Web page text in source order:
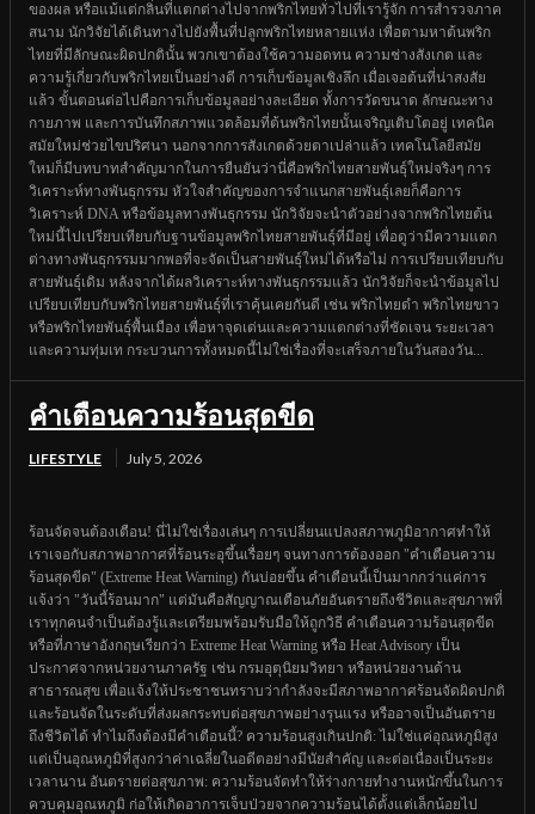
ของผล หรือแม้แต่กลิ่นที่แตกต่างไปจากพริกไทยทั่วไปที่เรารู้จัก การสำรวจภาค
สนาม นักวิจัยได้เดินทางไปยังพื้นที่ปลูกพริกไทยหลายแห่ง เพื่อตามหาต้นพริก
ไทยที่มีลักษณะผิดปกตินั้น พวกเขาต้องใช้ความอดทน ความช่างสังเกต และ
ความรู้เกี่ยวกับพริกไทยเป็นอย่างดี การเก็บข้อมูลเชิงลึก เมื่อเจอต้นที่น่าสงสัย
แล้ว ขั้นตอนต่อไปคือการเก็บข้อมูลอย่างละเอียด ทั้งการวัดขนาด ลักษณะทาง
กายภาพ และการบันทึกสภาพแวดล้อมที่ต้นพริกไทยนั้นเจริญเติบโตอยู่ เทคนิค
สมัยใหม่ช่วยไขปริศนา นอกจากการสังเกตด้วยตาเปล่าแล้ว เทคโนโลยีสมัย
ใหม่ก็มีบทบาทสำคัญมากในการยืนยันว่านี่คือพริกไทยสายพันธุ์ใหม่จริงๆ การ
วิเคราะห์ทางพันธุกรรม หัวใจสำคัญของการจำแนกสายพันธุ์เลยก็คือการ
วิเคราะห์ DNA หรือข้อมูลทางพันธุกรรม นักวิจัยจะนำตัวอย่างจากพริกไทยต้น
ใหม่นี้ไปเปรียบเทียบกับฐานข้อมูลพริกไทยสายพันธุ์ที่มีอยู่ เพื่อดูว่ามีความแตก
ต่างทางพันธุกรรมมากพอที่จะจัดเป็นสายพันธุ์ใหม่ได้หรือไม่ การเปรียบเทียบกับ
สายพันธุ์เดิม หลังจากได้ผลวิเคราะห์ทางพันธุกรรมแล้ว นักวิจัยก็จะนำข้อมูลไป
เปรียบเทียบกับพริกไทยสายพันธุ์ที่เราคุ้นเคยกันดี เช่น พริกไทยดำ พริกไทยขาว
หรือพริกไทยพันธุ์พื้นเมือง เพื่อหาจุดเด่นและความแตกต่างที่ชัดเจน ระยะเวลา
และความทุ่มเท กระบวนการทั้งหมดนี้ไม่ใช่เรื่องที่จะเสร็จภายในวันสองวัน...
คำเตือนความร้อนสุดขีด
LIFESTYLE July 5, 2026
ร้อนจัดจนต้องเตือน! นี่ไม่ใช่เรื่องเล่นๆ การเปลี่ยนแปลงสภาพภูมิอากาศทำให้
เราเจอกับสภาพอากาศที่ร้อนระอุขึ้นเรื่อยๆ จนทางการต้องออก "คำเตือนความ
ร้อนสุดขีด" (Extreme Heat Warning) กันบ่อยขึ้น คำเตือนนี้เป็นมากกว่าแค่การ
แจ้งว่า "วันนี้ร้อนมาก" แต่มันคือสัญญาณเตือนภัยอันตรายถึงชีวิตและสุขภาพที่
เราทุกคนจำเป็นต้องรู้และเตรียมพร้อมรับมือให้ถูกวิธี คำเตือนความร้อนสุดขีด
หรือที่ภาษาอังกฤษเรียกว่า Extreme Heat Warning หรือ Heat Advisory เป็น
ประกาศจากหน่วยงานภาครัฐ เช่น กรมอุตุนิยมวิทยา หรือหน่วยงานด้าน
สาธารณสุข เพื่อแจ้งให้ประชาชนทราบว่ากำลังจะมีสภาพอากาศร้อนจัดผิดปกติ
และร้อนจัดในระดับที่ส่งผลกระทบต่อสุขภาพอย่างรุนแรง หรืออาจเป็นอันตราย
ถึงชีวิตได้ ทำไมถึงต้องมีคำเตือนนี้? ความร้อนสูงเกินปกติ: ไม่ใช่แค่อุณหภูมิสูง
แต่เป็นอุณหภูมิที่สูงกว่าค่าเฉลี่ยในอดีตอย่างมีนัยสำคัญ และต่อเนื่องเป็นระยะ
เวลานาน อันตรายต่อสุขภาพ: ความร้อนจัดทำให้ร่างกายทำงานหนักขึ้นในการ
ควบคุมอุณหภูมิ ก่อให้เกิดอาการเจ็บป่วยจากความร้อนได้ตั้งแต่เล็กน้อยไป